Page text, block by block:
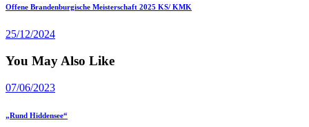
Next
Offene Brandenburgische Meisterschaft 2025 KS/ KMK
25/12/2024
You May Also Like
07/06/2023
„Rund Hiddensee“